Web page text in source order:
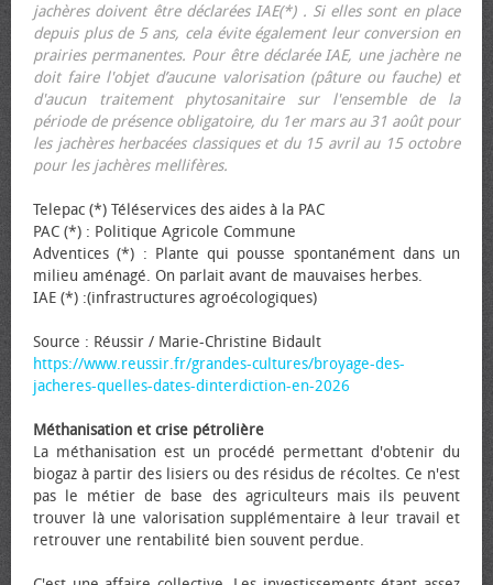
jachères doivent être déclarées IAE(*) . Si elles sont en place
depuis plus de 5 ans, cela évite également leur conversion en
prairies permanentes. Pour être déclarée IAE, une jachère ne
doit faire l'objet d’aucune valorisation (pâture ou fauche) et
d'aucun traitement phytosanitaire sur l'ensemble de la
période de présence obligatoire, du 1er mars au 31 août pour
les jachères herbacées classiques et du 15 avril au 15 octobre
pour les jachères mellifères.
Telepac (*) Téléservices des aides à la PAC
PAC (*) : Politique Agricole Commune
Adventices (*) : Plante qui pousse spontanément dans un
milieu aménagé. On parlait avant de mauvaises herbes.
IAE (*) :(infrastructures agroécologiques)
Source : Réussir / Marie-Christine Bidault
https://www.reussir.fr/grandes-cultures/broyage-des-
jacheres-quelles-dates-dinterdiction-en-2026
Méthanisation et crise pétrolière
La méthanisation est un procédé permettant d'obtenir du
biogaz à partir des lisiers ou des résidus de récoltes. Ce n'est
pas le métier de base des agriculteurs mais ils peuvent
trouver là une valorisation supplémentaire à leur travail et
retrouver une rentabilité bien souvent perdue.